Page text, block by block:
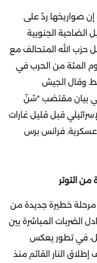
إن صواريخها ردّ على
الضاحية الجنوبية
حزب الله المتحالف مع
المئة من الحرب في
. وقال الجيش
في بيان مقتضب "شنّ
قبل قليل غارات
فرانس برس
من التوتر
مرحلة خطيرة جديدة من
الضربات المباشرة بين
في تطور يعكس
النار القائم منذ
مفاوضات
سويسرا ..
فهم
الجولة
الأولى
الخليج
والحرب
منخفضة